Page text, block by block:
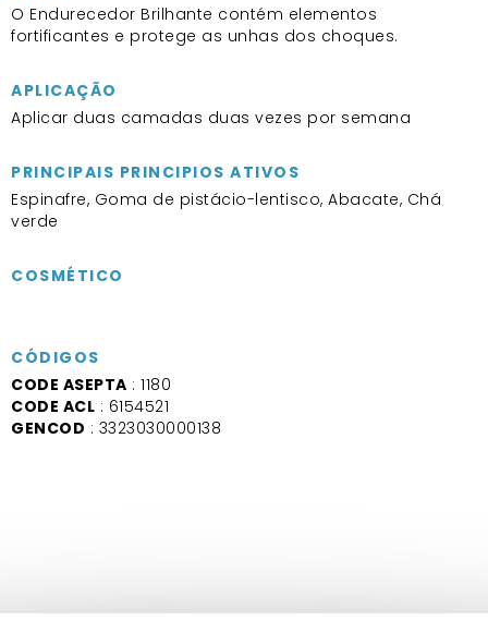
O Endurecedor Brilhante contém elementos
fortificantes e protege as unhas dos choques.
APLICAÇÃO
Aplicar duas camadas duas vezes por semana
PRINCIPAIS PRINCIPIOS ATIVOS
Espinafre, Goma de pistácio-lentisco, Abacate, Chá
verde
COSMÉTICO
CÓDIGOS
CODE ASEPTA : 1180
CODE ACL : 6154521
GENCOD : 3323030000138